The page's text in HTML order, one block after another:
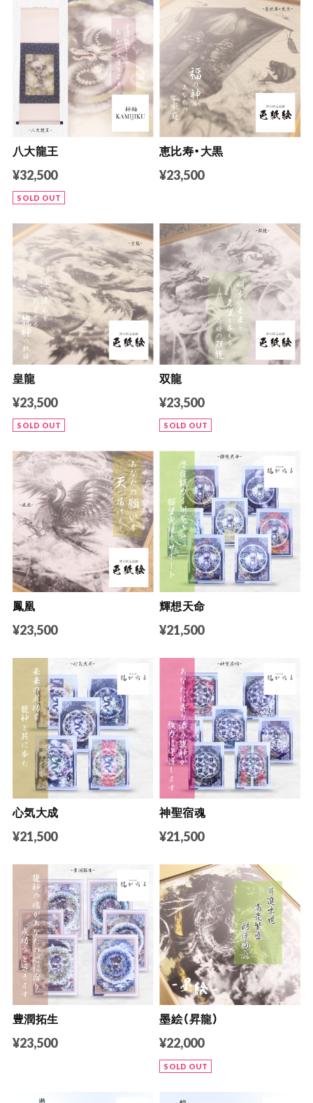
八大龍王
¥32,500
SOLD OUT
恵比寿・大黒
¥23,500
皇龍
¥23,500
SOLD OUT
双龍
¥23,500
SOLD OUT
鳳凰
¥23,500
輝想天命
¥21,500
心気大成
¥21,500
神聖宿魂
¥21,500
豊潤拓生
¥23,500
墨絵（昇龍）
¥22,000
SOLD OUT